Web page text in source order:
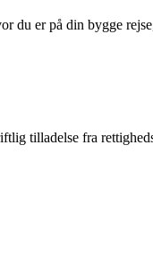
du er på din bygge
tilladelse fra